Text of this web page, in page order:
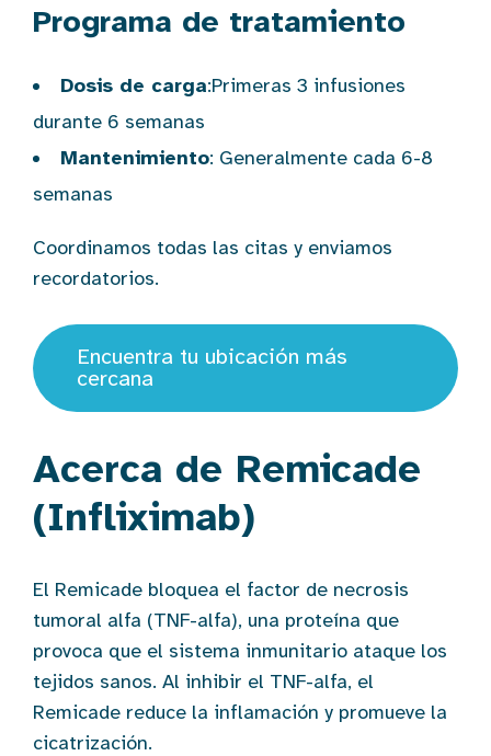
Programa de tratamiento
Dosis de carga:Primeras 3 infusiones
durante 6 semanas
Mantenimiento: Generalmente cada 6-8
semanas
Coordinamos todas las citas y enviamos
recordatorios.
Encuentra tu ubicación más
cercana
Acerca de Remicade
(Infliximab)
El Remicade bloquea el factor de necrosis
tumoral alfa (TNF-alfa), una proteína que
provoca que el sistema inmunitario ataque los
tejidos sanos. Al inhibir el TNF-alfa, el
Remicade reduce la inflamación y promueve la
cicatrización.